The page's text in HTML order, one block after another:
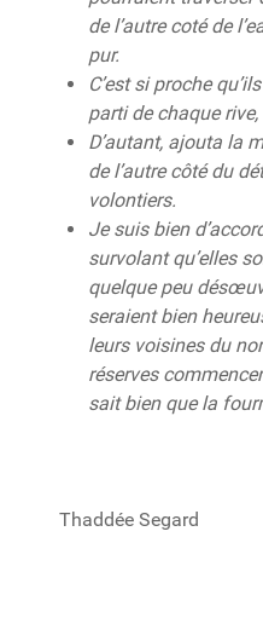
de l’autre coté de
pur.
C’est si proche
parti de chaque
D’autant, ajouta la
de l’autre côté du
volontiers.
Je suis bien
survolant qu’elles
quelque peu
seraient bien
leurs voisines du
réserves
sait bien que la
Thaddée Segard